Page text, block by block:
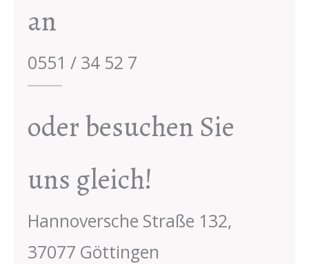
an
0551 / 34 52 7
oder besuchen Sie
uns gleich!
Hannoversche Straße 132,
37077 Göttingen